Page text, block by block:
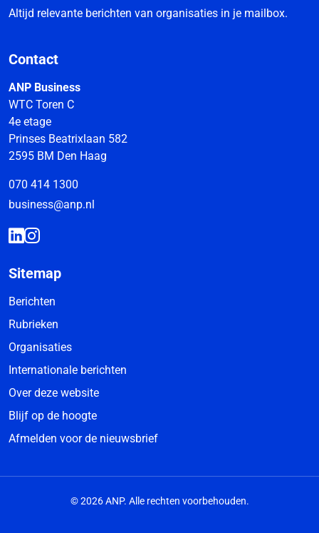
Altijd relevante berichten van organisaties in je mailbox.
Contact
ANP Business
WTC Toren C
4e etage
Prinses Beatrixlaan 582
2595 BM Den Haag
070 414 1300
business@anp.nl
Sitemap
Berichten
Rubrieken
Organisaties
Internationale berichten
Over deze website
Blijf op de hoogte
Afmelden voor de nieuwsbrief
© 2026 ANP. Alle rechten voorbehouden.